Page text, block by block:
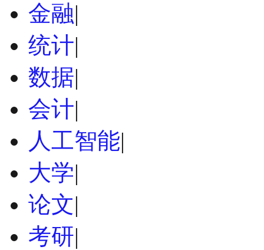
金融|
统计|
数据|
会计|
人工智能|
大学|
论文|
考研|